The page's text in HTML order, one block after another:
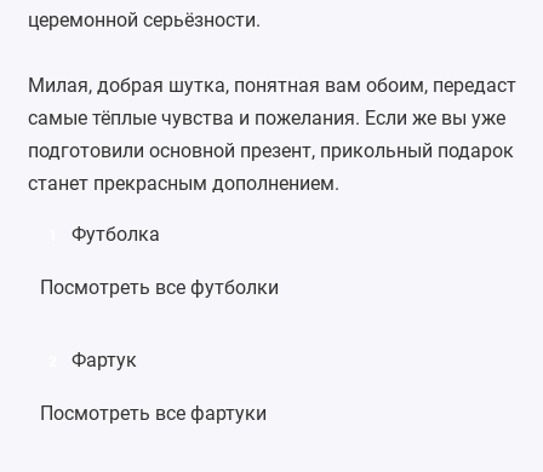
церемонной серьёзности.
Милая, добрая шутка, понятная вам обоим, передаст
самые тёплые чувства и пожелания. Если же вы уже
подготовили основной презент, прикольный подарок
станет прекрасным дополнением.
Футболка
Посмотреть все футболки
Фартук
Посмотреть все фартуки